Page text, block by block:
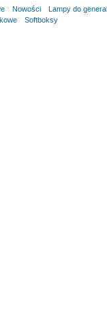
Nowości
Lampy do
Softboksy